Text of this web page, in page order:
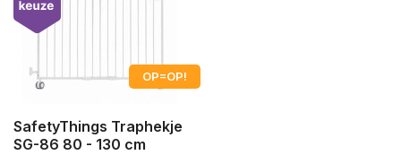
OP=OP!
SafetyThings Traphekje
SG-86 80 - 130 cm